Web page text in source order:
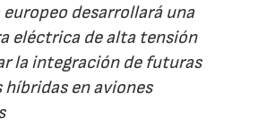
desarrollará una
eléctrica de alta tensión
la integración de futuras
en aviones